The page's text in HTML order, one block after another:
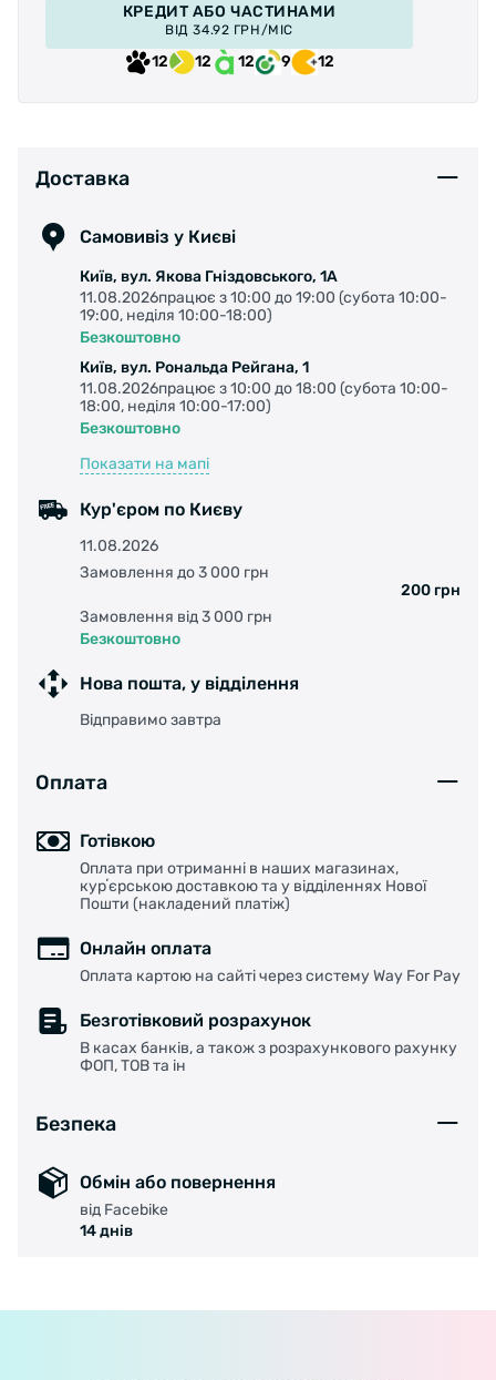
КРЕДИТ АБО ЧАСТИНАМИ
ВІД 34.92 ГРН/МІС
12 12 12 9 12
Доставка
Самовивіз у Києві
Київ, вул. Якова Гніздовського, 1А
11.08.2026працює з 10:00 до 19:00 (субота 10:00-
19:00, неділя 10:00-18:00)
Безкоштовно
Київ, вул. Рональда Рейгана, 1
11.08.2026працює з 10:00 до 18:00 (субота 10:00-
18:00, неділя 10:00-17:00)
Безкоштовно
Показати на мапі
Кур'єром по Києву
11.08.2026
Замовлення до 3 000 грн
200 грн
Замовлення від 3 000 грн
Безкоштовно
Нова пошта, у відділення
Відправимо завтра
Оплата
Готівкою
Оплата при отриманні в наших магазинах,
курʼєрською доставкою та у відділеннях Нової
Пошти (накладений платіж)
Онлайн оплата
Оплата картою на сайті через систему Way For Pay
Безготівковий розрахунок
В касах банків, а також з розрахункового рахунку
ФОП, ТОВ та ін
Безпека
Обмін або повернення
від Facebike
14 днів